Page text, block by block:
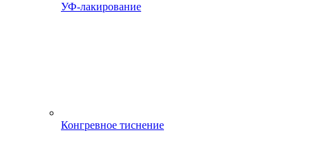
УФ-лакирование
Конгревное тиснение